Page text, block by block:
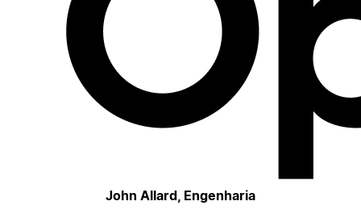
John Allard, Engenharia